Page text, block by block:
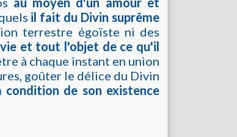
il fait du Divin suprême
terrestre égoïste ni des
et tout l'objet de ce qu'il
à chaque instant en union
goûter le délice du Divin
de son existence